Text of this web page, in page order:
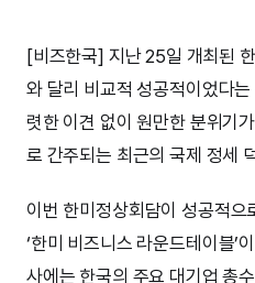
[비즈한국] 지난 25일 개최된
와 달리 비교적 성공적이었다
렷한 이견 없이 원만한 분위기
로 간주되는 최근의 국제 정세
이번 한미정상회담이 성공적으
‘한미 비즈니스 라운드테이블’
사에는 한국의 주요 대기업 총